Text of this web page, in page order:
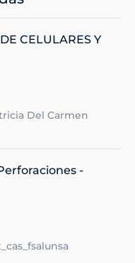
CELULARES Y
Del Carmen
-